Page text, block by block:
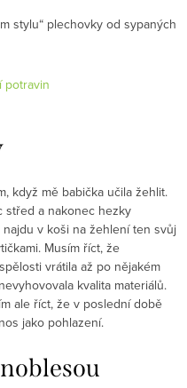
stylu“ plechovky od sypaných
když mě babička učila žehlit.
střed a nakonec hezky
v koši na žehlení ten svůj
Musím říct, že
vrátila až po nějakém
kvalita materiálů.
ale říct, že v poslední době
jako pohlazení.